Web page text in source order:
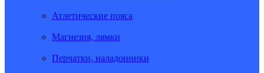
Атлетические пояса
Магнезия, лямки
Перчатки, наладонники